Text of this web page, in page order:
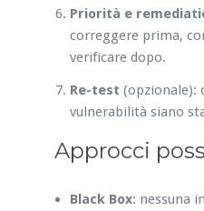
Priorità e
correggere prima,
verificare dopo.
Re-test (opzionale):
vulnerabilità siano
Approcci
Black Box: nessuna